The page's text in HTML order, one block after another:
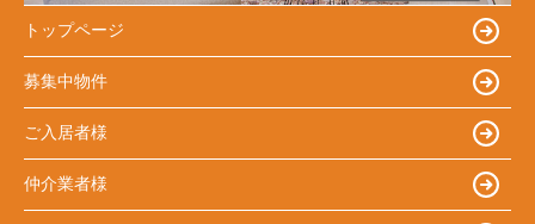
トップページ
募集中物件
ご入居者様
仲介業者様